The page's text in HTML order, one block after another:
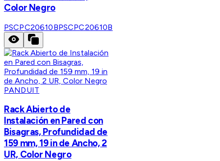
Color Negro
PSCPC20610BPSCPC20610B
PANDUIT
Rack Abierto de
Instalación en Pared con
Bisagras, Profundidad de
159 mm, 19 in de Ancho, 2
UR, Color Negro